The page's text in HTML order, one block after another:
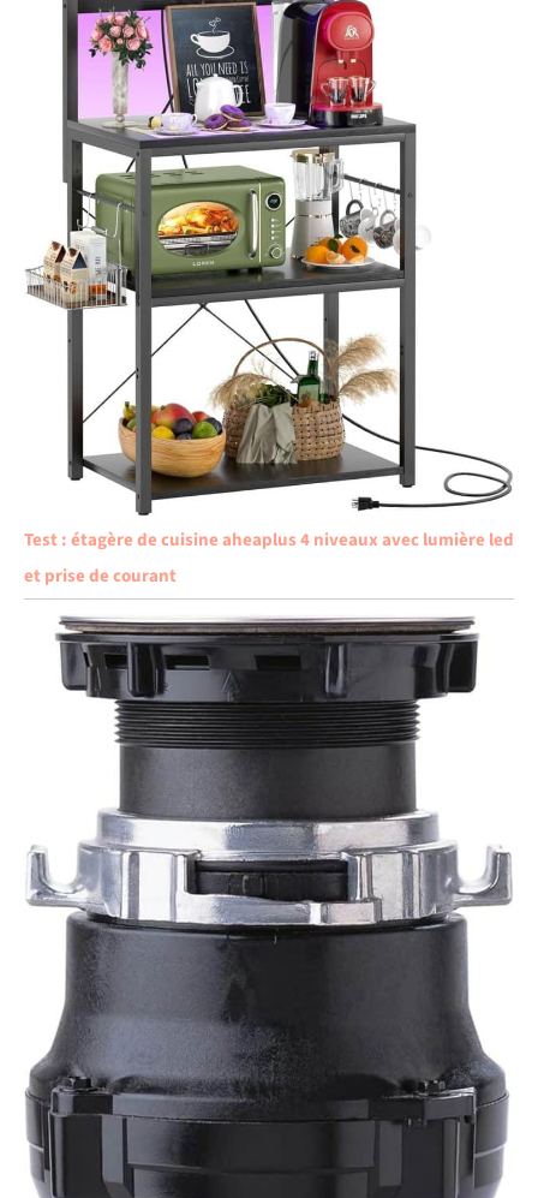
Test : étagère de cuisine aheaplus 4 niveaux avec lumière led
et prise de courant